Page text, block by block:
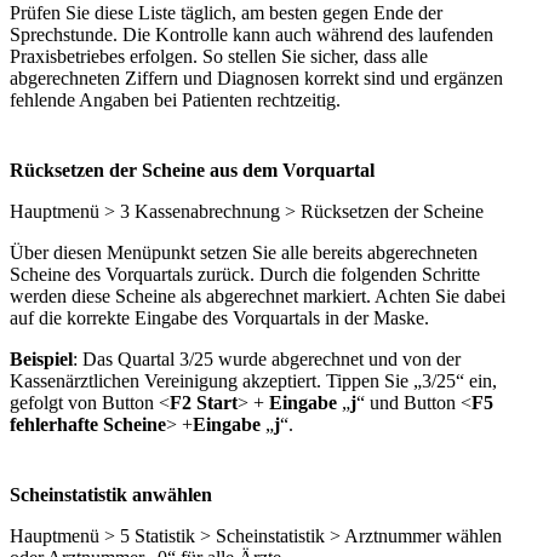
Prüfen Sie diese Liste täglich, am besten gegen Ende der
Sprechstunde. Die Kontrolle kann auch während des laufenden
Praxisbetriebes erfolgen. So stellen Sie sicher, dass alle
abgerechneten Ziffern und Diagnosen korrekt sind und ergänzen
fehlende Angaben bei Patienten rechtzeitig.
Rücksetzen der Scheine aus dem Vorquartal
Hauptmenü > 3 Kassenabrechnung > Rücksetzen der Scheine
Über diesen Menüpunkt setzen Sie alle bereits abgerechneten
Scheine des Vorquartals zurück. Durch die folgenden Schritte
werden diese Scheine als abgerechnet markiert. Achten Sie dabei
auf die korrekte Eingabe des Vorquartals in der Maske.
Beispiel: Das Quartal 3/25 wurde abgerechnet und von der
Kassenärztlichen Vereinigung akzeptiert. Tippen Sie „3/25“ ein,
gefolgt von Button <F2 Start> + Eingabe „j“ und Button <F5
fehlerhafte Scheine> +Eingabe „j“.
Scheinstatistik anwählen
Hauptmenü > 5 Statistik > Scheinstatistik > Arztnummer wählen